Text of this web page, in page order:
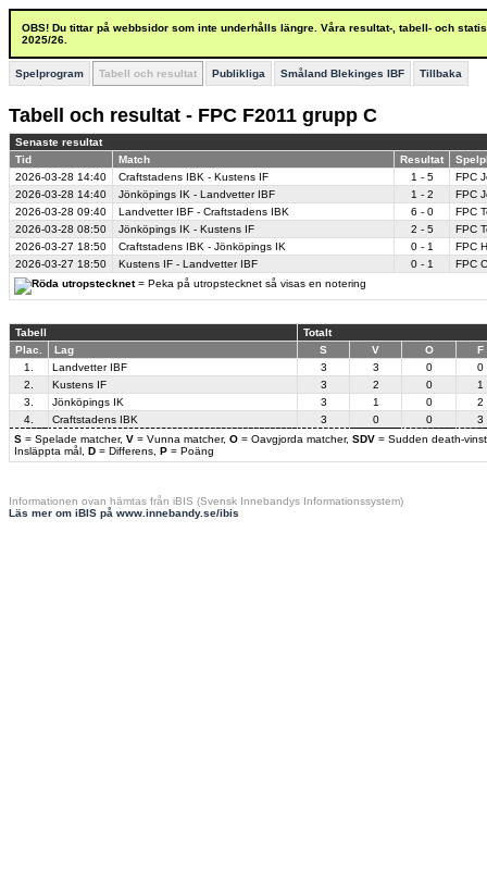
OBS! Du tittar på webbsidor som inte underhålls längre. Våra resultat-, tabell- och
2025/26.
Spelprogram Tabell och resultat Publikliga Småland Blekinges IBF Tillbaka
Tabell och resultat - FPC F2011 grupp C
Senaste resultat
Tid
Match Resultat
= Peka på utropstecknet så visas en notering
2026-03-28 14:40 Craftstadens IBK - Kustens IF 1 - 5
FPC
2026-03-28 14:40 Jönköpings IK - Landvetter IBF 1 - 2
FPC
2026-03-28 09:40 Landvetter IBF - Craftstadens IBK 6 - 0
FPC
2026-03-28 08:50 Jönköpings IK - Kustens IF 2 - 5
FPC
2026-03-27 18:50 Craftstadens IBK - Jönköpings IK 0 - 1
FPC
2026-03-27 18:50 Kustens IF - Landvetter IBF 0 - 1 FPC
Tabell
Totalt
Plac.
Lag S V O F
S = Spelade matcher, V = Vunna matcher, O = Oavgjorda matcher, SDV = Sudden death-
Insläppta mål, D = Differens, P = Poäng
1. Landvetter IBF 3 3 0
0
2.
Kustens IF 3 2 0
1
3.
Jönköpings IK 3 1 0
2
4.
Craftstadens IBK 3 0 0 3
Informationen ovan hämtas från iBIS (Svensk Innebandys Informationssystem)
Läs mer om iBIS på www.innebandy.se/ibis